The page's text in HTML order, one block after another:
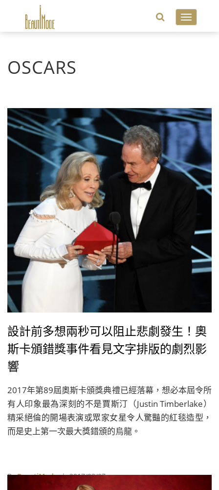
Toggle
OSCARS
設計前多想兩秒可以阻止悲劇發生！奧
斯卡頒錯獎事件看見文字排版的劇烈影
響
2017年第89屆奧斯卡頒獎典禮已經落幕，想必本屆令所
有人印象最為深刻的不是賈斯汀（Justin Timberlake）
精采絕倫的開場表演或眾家女星令人驚豔的紅毯造型，
而是史上第一次最大獎錯頒的烏龍。
ByBeautiMode| 2017/03/07